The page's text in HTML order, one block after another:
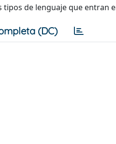
de lenguaje que entran
(DC)